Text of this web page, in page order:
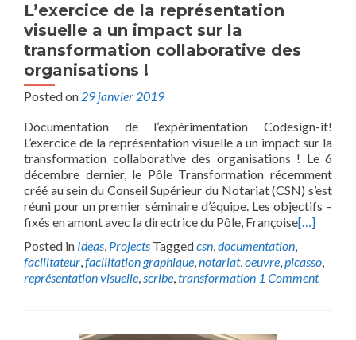
L’exercice de la représentation
visuelle a un impact sur la
transformation collaborative des
organisations !
Posted on 29 janvier 2019
Documentation de l’expérimentation Codesign-it!
L’exercice de la représentation visuelle a un impact sur la
transformation collaborative des organisations ! Le 6
décembre dernier, le Pôle Transformation récemment
créé au sein du Conseil Supérieur du Notariat (CSN) s’est
réuni pour un premier séminaire d’équipe. Les objectifs –
fixés en amont avec la directrice du Pôle, Françoise[…]
Posted in Ideas, Projects Taggedcsn,documentation,
facilitateur,facilitation graphique,notariat,oeuvre,picasso,
représentation visuelle,scribe,transformation 1 Comment